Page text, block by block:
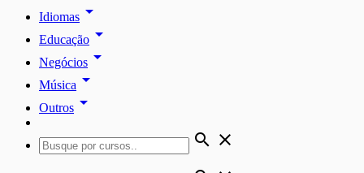
Idiomas arrow_drop_down
Educação arrow_drop_down
Negócios arrow_drop_down
Música arrow_drop_down
Outros arrow_drop_down
search close